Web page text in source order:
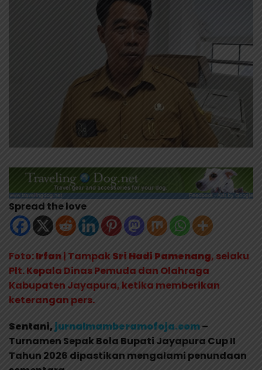
Spread the love
Foto:Irfan| TampakSri Hadi Pamenang, selaku
Plt. Kepala Dinas Pemuda dan Olahraga
Kabupaten Jayapura, ketika memberikan
keterangan pers.
Sentani,jurnalmamberamofoja.com–
Turnamen Sepak Bola Bupati Jayapura Cup II
Tahun 2026 dipastikan mengalami penundaan